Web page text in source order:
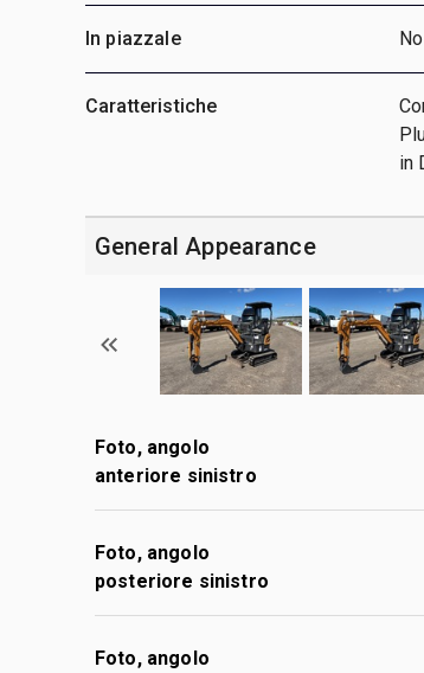
In piazzale No
Caratteristiche
in
General Appearance
Foto, angolo
anteriore sinistro
Foto, angolo
posteriore sinistro
Foto, angolo